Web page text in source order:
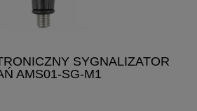
SYGNALIZATOR
AMS01-SG-M1